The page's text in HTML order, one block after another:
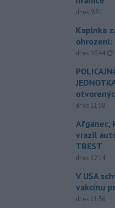
dnes 9:51
Kaplnka
ohrození:
dnes 10:44,
dnes 11:58
Afganec,
vrazil
TREST
dnes 12:14
V USA
vakcínu
dnes 11:36